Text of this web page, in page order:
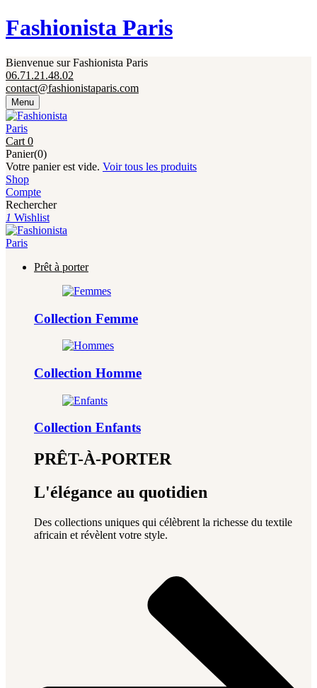
Fashionista Paris
Bienvenue sur Fashionista Paris
06.71.21.48.02
contact@fashionistaparis.com
Menu
Cart 0
Panier(0)
Votre panier est vide. Voir tous les produits
Shop
Compte
Rechercher
1 Wishlist
Prêt à porter
Collection Femme
Collection Homme
Collection Enfants
PRÊT-À-PORTER
L'élégance au quotidien
Des collections uniques qui célèbrent la richesse du textile
africain et révèlent votre style.
Fermeture annuelle du 17 juillet 16h au 12 août.
L'ajout au panier est indisponible et aucune
commande ni remise en main propre ne sera
possible durant cette période.